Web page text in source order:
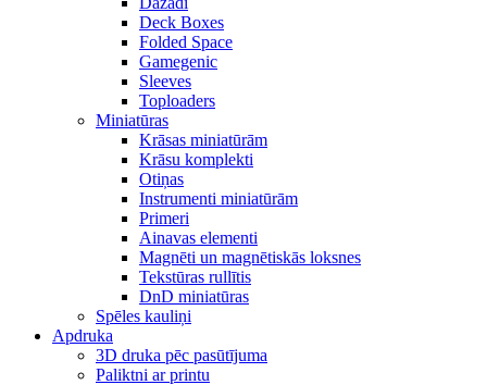
Deck Boxes
Folded Space
Gamegenic
Sleeves
Toploaders
Miniatūras
Krāsas miniatūrām
Krāsu komplekti
Otiņas
Instrumenti miniatūrām
Primeri
Ainavas elementi
Magnēti un magnētiskās loksnes
Tekstūras rullītis
DnD miniatūras
Spēles kauliņi
Apdruka
3D druka pēc pasūtījuma
Paliktni ar printu